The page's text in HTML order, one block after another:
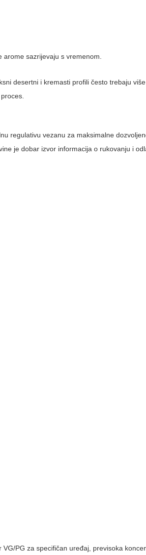
sazrijevaju s vremenom.
desertni i kremasti profili često trebaju
regulativu vezanu za maksimalne
je dobar izvor informacija o rukovanju i
PG za specifičan uređaj, previsoka